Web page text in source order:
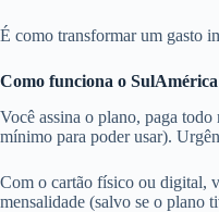
É como transformar um gasto
Como funciona o
Você assina o plano, paga
mínimo para poder usar).
Com o cartão físico ou digital,
mensalidade (salvo se o plano